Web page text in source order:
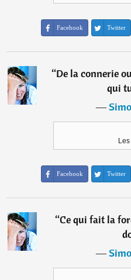
Facebook Twitter
“De la connerie
qui
―
Facebook Twitter
“Ce qui fait la
―